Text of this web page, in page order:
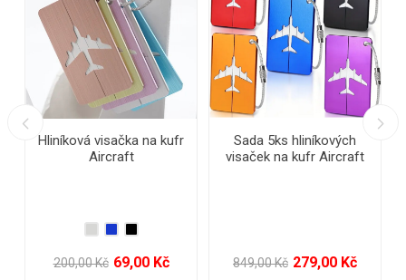
Sada 5ks hliníkových
visaček na kufr Aircraft
849,00 Kč 279,00 Kč
Reflexní pásek
19,00 Kč